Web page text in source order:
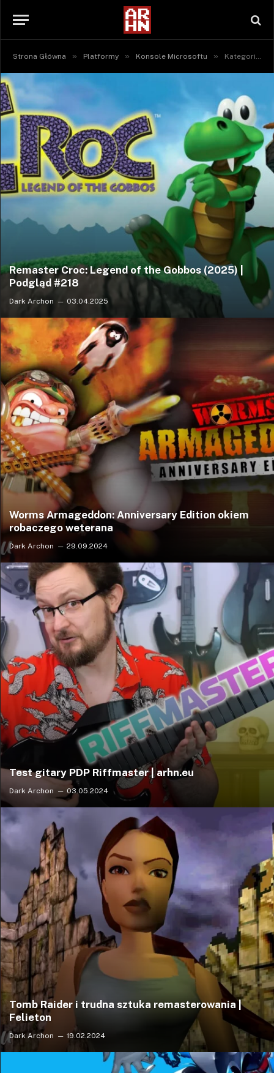
Strona Główna » Platformy » Konsole Microsoftu » Kategoria: "Xbox One" (Strona 3)
Remaster Croc: Legend of the Gobbos (2025) |
Podgląd #218
Dark Archon 03.04.2025
Worms Armageddon: Anniversary Edition okiem
robaczego weterana
Dark Archon 29.09.2024
Test gitary PDP Riffmaster | arhn.eu
Dark Archon 03.05.2024
Tomb Raider i trudna sztuka remasterowania |
Felieton
Dark Archon 19.02.2024